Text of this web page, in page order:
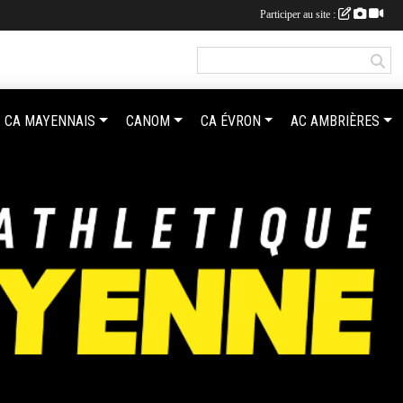
CA MAYENNAIS CANOM CA ÉVRON AC AMBRIÈRES
Participer au site :